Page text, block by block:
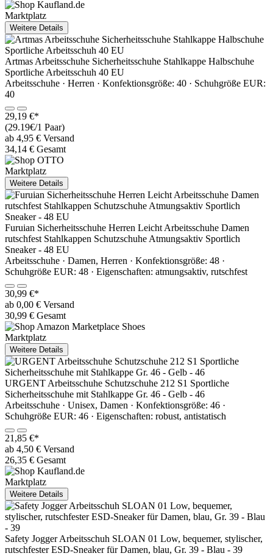
Marktplatz
Weitere Details
Artmas Arbeitsschuhe Sicherheitsschuhe Stahlkappe Halbschuhe
Sportliche Arbeitsschuh 40 EU
Arbeitsschuhe · Herren · Konfektionsgröße: 40 · Schuhgröße EUR:
40
29,19 €*
(29.19€/1 Paar)
ab 4,95 € Versand
34,14 € Gesamt
Marktplatz
Weitere Details
Furuian Sicherheitsschuhe Herren Leicht Arbeitsschuhe Damen
rutschfest Stahlkappen Schutzschuhe Atmungsaktiv Sportlich
Sneaker - 48 EU
Arbeitsschuhe · Damen, Herren · Konfektionsgröße: 48 ·
Schuhgröße EUR: 48 · Eigenschaften: atmungsaktiv, rutschfest
30,99 €*
ab 0,00 € Versand
30,99 € Gesamt
Marktplatz
Weitere Details
URGENT Arbeitsschuhe Schutzschuhe 212 S1 Sportliche
Sicherheitsschuhe mit Stahlkappe Gr. 46 - Gelb - 46
Arbeitsschuhe · Unisex, Damen · Konfektionsgröße: 46 ·
Schuhgröße EUR: 46 · Eigenschaften: robust, antistatisch
21,85 €*
ab 4,50 € Versand
26,35 € Gesamt
Marktplatz
Weitere Details
Safety Jogger Arbeitsschuh SLOAN 01 Low, bequemer, stylischer,
rutschfester ESD-Sneaker für Damen, blau, Gr. 39 - Blau - 39